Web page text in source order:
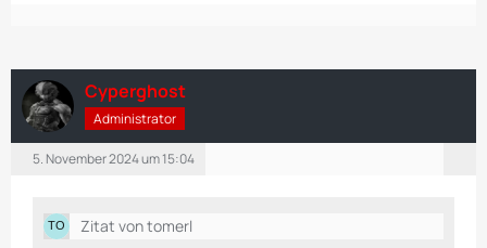
Cyperghost
Administrator
5. November 2024 um 15:04
Zitat von tomerl